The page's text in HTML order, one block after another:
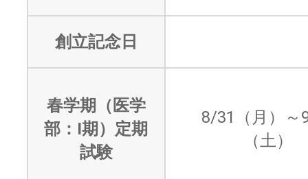
創立記念日
春学期（医学
部：Ⅰ期）定期
試験
8/31（月）～
（土）